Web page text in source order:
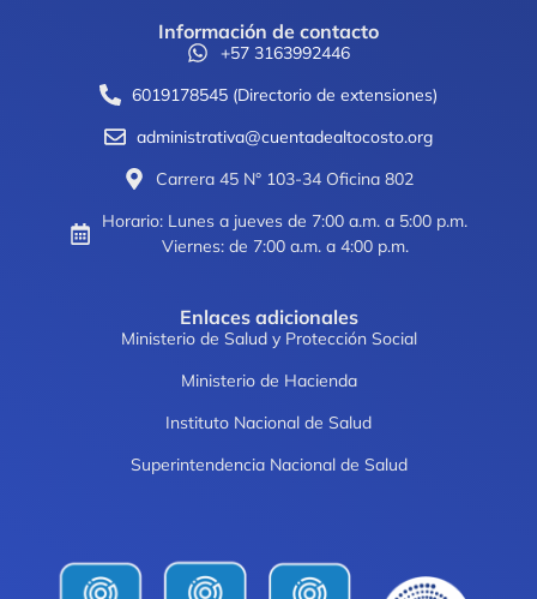
Información de contacto
+57 3163992446
6019178545 (Directorio de extensiones)
administrativa@cuentadealtocosto.org
Carrera 45 N° 103-34 Oficina 802
Horario: Lunes a jueves de 7:00 a.m. a 5:00 p.m.
Viernes: de 7:00 a.m. a 4:00 p.m.
Enlaces adicionales
Ministerio de Salud y Protección Social
Ministerio de Hacienda
Instituto Nacional de Salud
Superintendencia Nacional de Salud